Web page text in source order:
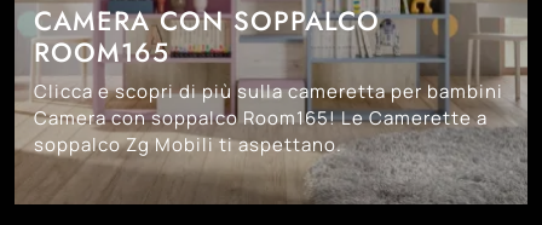
CAMERA CON SOPPALCO
ROOM165
Clicca e scopri di più sulla cameretta per bambini
Camera con soppalco Room165! Le Camerette a
soppalco Zg Mobili ti aspettano.